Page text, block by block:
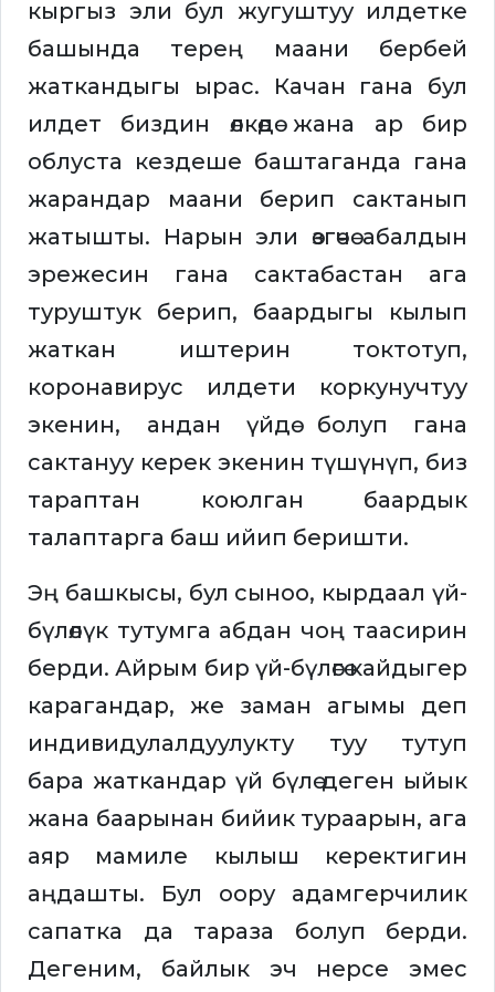
кыргыз эли бул жугуштуу илдетке
башында терең маани бербей
жаткандыгы ырас. Качан гана бул
илдет биздин өлкөдө жана ар бир
облуста кездеше баштаганда гана
жарандар маани берип сактанып
жатышты. Нарын эли өзгөчө абалдын
эрежесин гана сактабастан ага
туруштук берип, баардыгы кылып
жаткан иштерин токтотуп,
коронавирус илдети коркунучтуу
экенин, андан үйдө болуп гана
сактануу керек экенин түшүнүп, биз
тараптан коюлган баардык
талаптарга баш ийип беришти.
Эң башкысы, бул сыноо, кырдаал үй-
бүлөлүк тутумга абдан чоң таасирин
берди. Айрым бир үй-бүлөгө кайдыгер
карагандар, же заман агымы деп
индивидулалдуулукту туу тутуп
бара жаткандар үй бүлө деген ыйык
жана баарынан бийик тураарын, ага
аяр мамиле кылыш керектигин
аңдашты. Бул оору адамгерчилик
сапатка да тараза болуп берди.
Дегеним, байлык эч нерсе эмес